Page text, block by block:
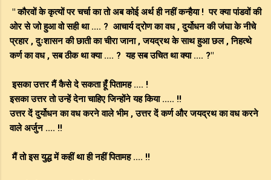
" कौरवों के कृत्यों पर चर्चा का तो अब कोई अर्थ ही नहीं कन्हैया ! पर क्या पांडवों की
ओर से जो हुआ वो सही था .... ? आचार्य द्रोण का वध , दुर्योधन की जंघा के नीचे
प्रहार , दुःशासन की छाती का चीरा जाना , जयद्रथ के साथ हुआ छल , निहत्थे
कर्ण का वध , सब ठीक था क्या .... ? यह सब उचित था क्या .... ?"
इसका उत्तर मैं कैसे दे सकता हूँ पितामह .... !
इसका उत्तर तो उन्हें देना चाहिए जिन्होंने यह किया ..... !!
उत्तर दें दुर्योधन का वध करने वाले भीम , उत्तर दें कर्ण और जयद्रथ का वध करने
वाले अर्जुन .... !!
मैं तो इस युद्ध में कहीं था ही नहीं पितामह .... !!